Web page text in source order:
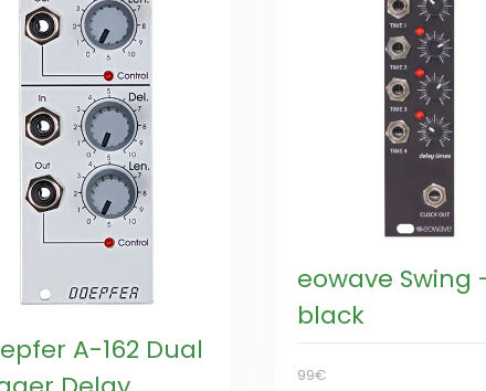
A-162 Dual
eowave Swing
black
99€